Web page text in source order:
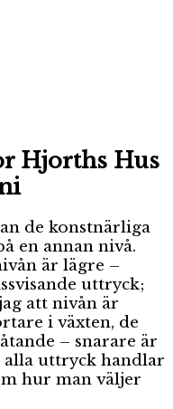
Hjorths Hus
de konstnärliga
en annan nivå.
är lägre –
uttryck;
att nivån är
i växten, de
– snarare är
alla uttryck handlar
hur man väljer